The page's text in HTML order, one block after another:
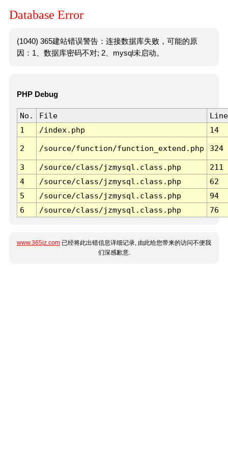
Database Error
(1040) 365建站错误警告：连接数据库失败，可能的原
因：1、数据库密码不对; 2、mysql未启动。
PHP Debug
No. File
Line
1
/index.php 14
2 /source/function/function_extend.php 324
3 /source/class/jzmysql.class.php
211
4
/source/class/jzmysql.class.php
62
5
/source/class/jzmysql.class.php
94
6
/source/class/jzmysql.class.php 76
www.365jz.com 已经将此出错信息详细记录, 由此给您带来的访问不便我
们深感歉意.